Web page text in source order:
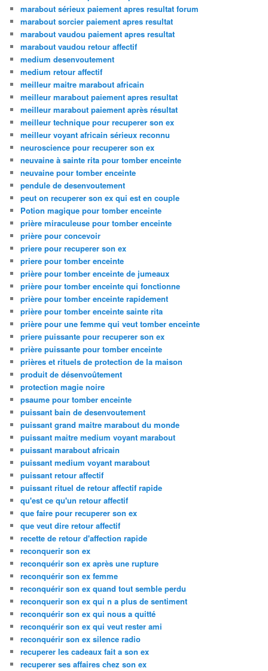
marabout sérieux paiement apres resultat forum
marabout sorcier paiement apres resultat
marabout vaudou paiement apres resultat
marabout vaudou retour affectif
medium desenvoutement
medium retour affectif
meilleur maitre marabout africain
meilleur marabout paiement apres resultat
meilleur marabout paiement après résultat
meilleur technique pour recuperer son ex
meilleur voyant africain sérieux reconnu
neuroscience pour recuperer son ex
neuvaine à sainte rita pour tomber enceinte
neuvaine pour tomber enceinte
pendule de desenvoutement
peut on recuperer son ex qui est en couple
Potion magique pour tomber enceinte
prière miraculeuse pour tomber enceinte
prière pour concevoir
priere pour recuperer son ex
priere pour tomber enceinte
prière pour tomber enceinte de jumeaux
prière pour tomber enceinte qui fonctionne
prière pour tomber enceinte rapidement
prière pour tomber enceinte sainte rita
prière pour une femme qui veut tomber enceinte
priere puissante pour recuperer son ex
prière puissante pour tomber enceinte
prières et rituels de protection de la maison
produit de désenvoûtement
protection magie noire
psaume pour tomber enceinte
puissant bain de desenvoutement
puissant grand maitre marabout du monde
puissant maitre medium voyant marabout
puissant marabout africain
puissant medium voyant marabout
puissant retour affectif
puissant rituel de retour affectif rapide
qu'est ce qu'un retour affectif
que faire pour recuperer son ex
que veut dire retour affectif
recette de retour d'affection rapide
reconquerir son ex
reconquérir son ex après une rupture
reconquérir son ex femme
reconquérir son ex quand tout semble perdu
reconquerir son ex qui n a plus de sentiment
reconquérir son ex qui nous a quitté
reconquérir son ex qui veut rester ami
reconquérir son ex silence radio
recuperer les cadeaux fait a son ex
recuperer ses affaires chez son ex